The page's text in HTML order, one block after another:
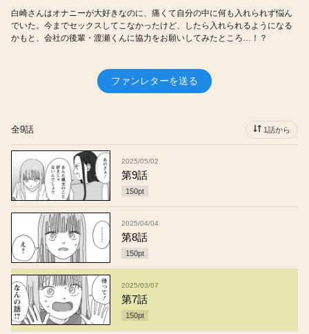
白崎さんはオナニーが大好きなのに、痛くて自分の中に何も入れられず悩ん
でいた。今までセックスしてこなかったけど、したら入れられるようになる
かもと、会社の後輩・渡瀬くんに協力をお願いしてみたところ…！？
ファンレターを送る
全9話 1話から
2025/05/02
第9話
150pt
2025/04/04
第8話
150pt
2025/03/07
第7話
150pt